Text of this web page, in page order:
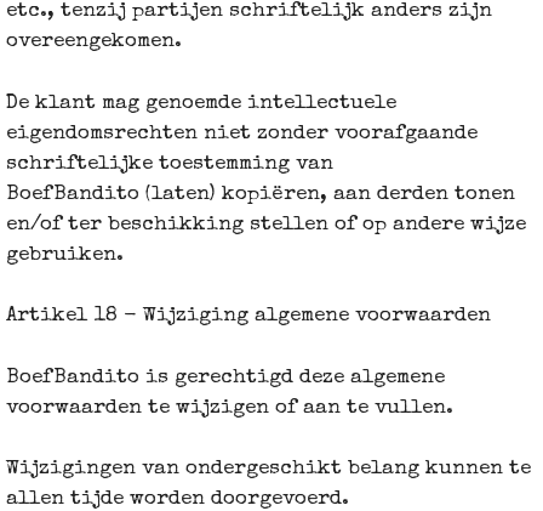
etc., tenzij partijen schriftelijk anders zijn
overeengekomen.
De klant mag genoemde intellectuele
eigendomsrechten niet zonder voorafgaande
schriftelijke toestemming van
BoefBandito (laten) kopiëren, aan derden tonen
en/of ter beschikking stellen of op andere wijze
gebruiken.
Artikel 18 - Wijziging algemene voorwaarden
BoefBandito is gerechtigd deze algemene
voorwaarden te wijzigen of aan te vullen.
Wijzigingen van ondergeschikt belang kunnen te
allen tijde worden doorgevoerd.